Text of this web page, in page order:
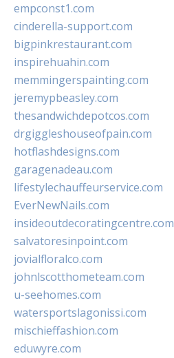
empconst1.com
cinderella-support.com
bigpinkrestaurant.com
inspirehuahin.com
memmingerspainting.com
jeremypbeasley.com
thesandwichdepotcos.com
drgiggleshouseofpain.com
hotflashdesigns.com
garagenadeau.com
lifestylechauffeurservice.com
EverNewNails.com
insideoutdecoratingcentre.com
salvatoresinpoint.com
jovialfloralco.com
johnlscotthometeam.com
u-seehomes.com
watersportslagonissi.com
mischieffashion.com
eduwyre.com